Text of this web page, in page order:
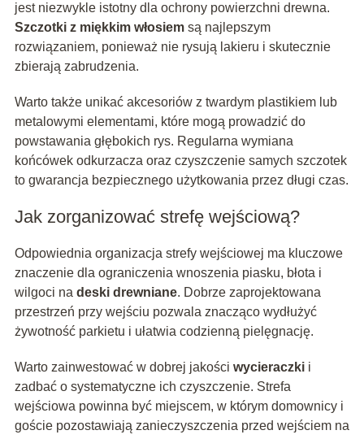
jest niezwykle istotny dla ochrony powierzchni drewna.
Szczotki z miękkim włosiemsą najlepszym
rozwiązaniem, ponieważ nie rysują lakieru i skutecznie
zbierają zabrudzenia.
Warto także unikać akcesoriów z twardym plastikiem lub
metalowymi elementami, które mogą prowadzić do
powstawania głębokich rys. Regularna wymiana
końcówek odkurzacza oraz czyszczenie samych szczotek
to gwarancja bezpiecznego użytkowania przez długi czas.
Jak zorganizować strefę wejściową?
Odpowiednia organizacja strefy wejściowej ma kluczowe
znaczenie dla ograniczenia wnoszenia piasku, błota i
wilgoci na deski drewniane. Dobrze zaprojektowana
przestrzeń przy wejściu pozwala znacząco wydłużyć
żywotność parkietu i ułatwia codzienną pielęgnację.
Warto zainwestować w dobrej jakości wycieraczkii
zadbać o systematyczne ich czyszczenie. Strefa
wejściowa powinna być miejscem, w którym domownicy i
goście pozostawiają zanieczyszczenia przed wejściem na